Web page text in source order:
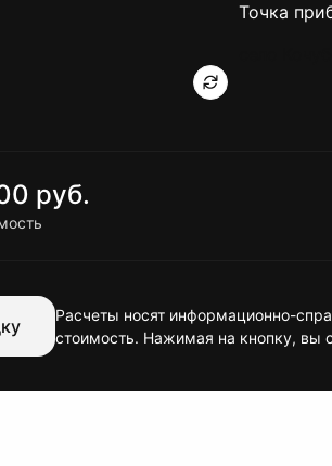
Точка
руб.
Расчеты носят информационно-
стоимость. Нажимая на кнопку, вы